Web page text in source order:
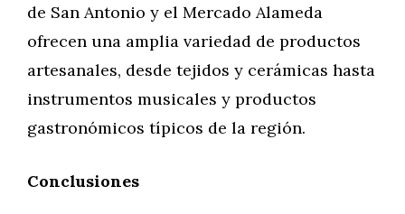
de San Antonio y el Mercado Alameda
ofrecen una amplia variedad de productos
artesanales, desde tejidos y cerámicas hasta
instrumentos musicales y productos
gastronómicos típicos de la región.
Conclusiones